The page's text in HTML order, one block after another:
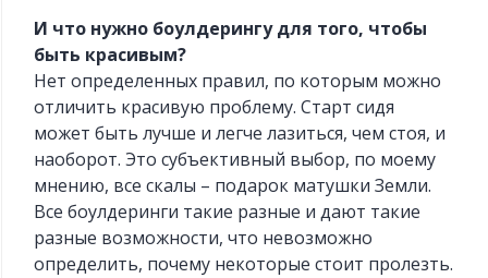
И что нужно боулдерингу для того, чтобы
быть красивым?
Нет определенных правил, по которым можно
отличить красивую проблему. Старт сидя
может быть лучше и легче лазиться, чем стоя, и
наоборот. Это субъективный выбор, по моему
мнению, все скалы – подарок матушки Земли.
Все боулдеринги такие разные и дают такие
разные возможности, что невозможно
определить, почему некоторые стоит пролезть.